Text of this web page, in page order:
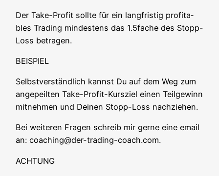
Der Take-Pro­fit soll­te für ein lang­fris­tig pro­fi­ta­
bles Tra­ding min­des­tens das 1.5fache des Stopp-
Loss betragen.
BEISPIEL
Selbst­ver­ständ­lich kannst Du auf dem Weg zum
ange­peil­ten Take-Pro­fit-Kurs­ziel einen Teil­ge­winn
mit­neh­men und Dei­nen Stopp-Loss nachziehen.
Bei wei­te­ren Fra­gen schreib mir ger­ne eine email
an: coaching@der-trading-coach.com.
ACHTUNG